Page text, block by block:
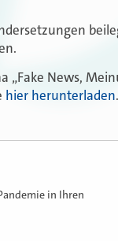
„Fake News,
hier herunterladen.
in Ihren